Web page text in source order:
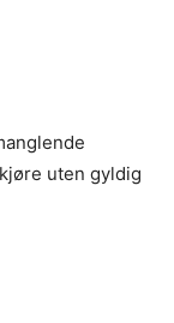
uten gyldig